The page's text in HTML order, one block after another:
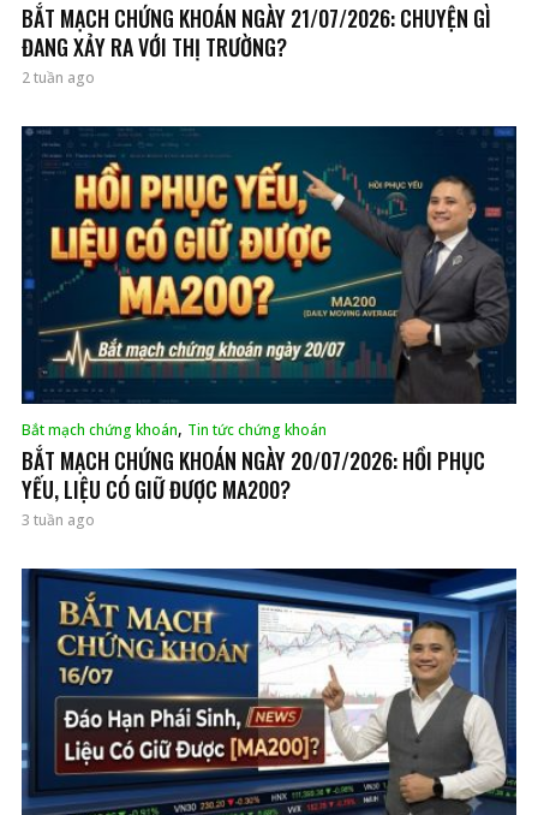
BẮT MẠCH CHỨNG KHOÁN NGÀY 21/07/2026: CHUYỆN GÌ
ĐANG XẢY RA VỚI THỊ TRƯỜNG?
2 tuần ago
Bắt mạch chứng khoán, Tin tức chứng khoán
BẮT MẠCH CHỨNG KHOÁN NGÀY 20/07/2026: HỒI PHỤC
YẾU, LIỆU CÓ GIỮ ĐƯỢC MA200?
3 tuần ago